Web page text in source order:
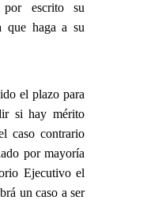
por escrito su
que haga a su
el plazo para
si hay mérito
caso contrario
por mayoría
Ejecutivo el
un caso a ser